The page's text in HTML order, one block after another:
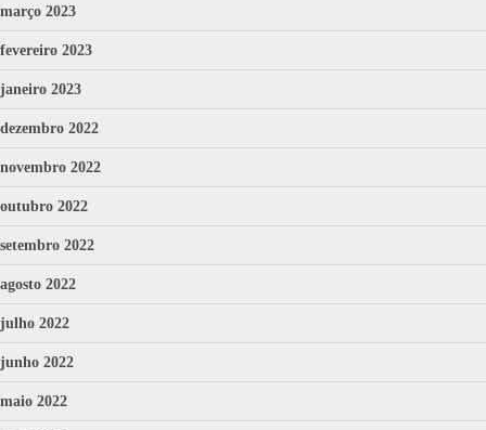
março 2023
fevereiro 2023
janeiro 2023
dezembro 2022
novembro 2022
outubro 2022
setembro 2022
agosto 2022
julho 2022
junho 2022
maio 2022